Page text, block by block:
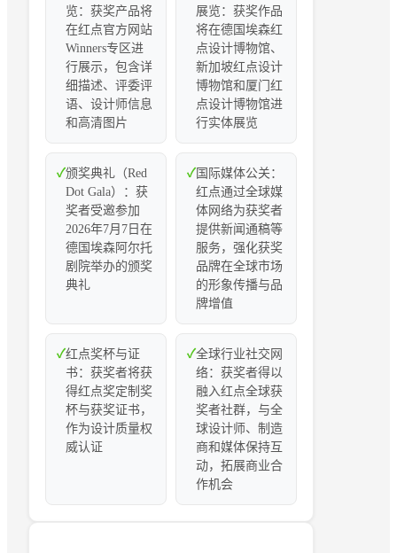
览：获奖产品将
在红点官方网站
Winners专区进
行展示，包含详
细描述、评委评
语、设计师信息
和高清图片
展览：获奖作品
将在德国埃森红
点设计博物馆、
新加坡红点设计
博物馆和厦门红
点设计博物馆进
行实体展览
✓颁奖典礼（Red
Dot Gala）：获
奖者受邀参加
2026年7月7日在
德国埃森阿尔托
剧院举办的颁奖
典礼
✓ 国际媒体公关：
红点通过全球媒
体网络为获奖者
提供新闻通稿等
服务，强化获奖
品牌在全球市场
的形象传播与品
牌增值
✓红点奖杯与证
书：获奖者将获
得红点奖定制奖
杯与获奖证书，
作为设计质量权
威认证
✓全球行业社交网
络：获奖者得以
融入红点全球获
奖者社群，与全
球设计师、制造
商和媒体保持互
动，拓展商业合
作机会